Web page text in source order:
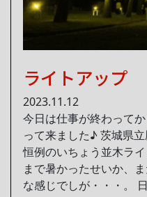
ライトアップ
2023.11.12
今日は仕事が終わって
って来ました♪ 茨城県
恒例のいちょう並木ラ
まで暑かったせいか、
な感じでしが・・・。